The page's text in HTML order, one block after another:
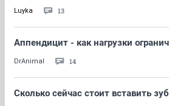
Luyka 13
Аппендицит - как нагрузки
DrAnimal 14
Сколько сейчас стоит вставить